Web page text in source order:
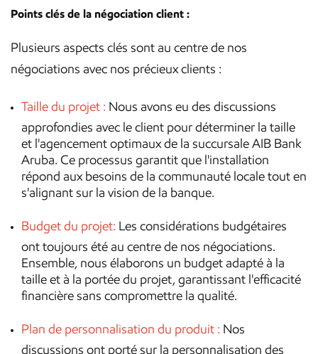
Points clés de la négociation client :
Plusieurs aspects clés sont au centre de nos
négociations avec nos précieux clients :
Taille du projet : Nous avons eu des discussions
approfondies avec le client pour déterminer la taille
et l'agencement optimaux de la succursale AIB Bank
Aruba. Ce processus garantit que l'installation
répond aux besoins de la communauté locale tout en
s'alignant sur la vision de la banque.
Budget du projet: Les considérations budgétaires
ont toujours été au centre de nos négociations.
Ensemble, nous élaborons un budget adapté à la
taille et à la portée du projet, garantissant l'efficacité
financière sans compromettre la qualité.
Plan de personnalisation du produit : Nos
discussions ont porté sur la personnalisation des